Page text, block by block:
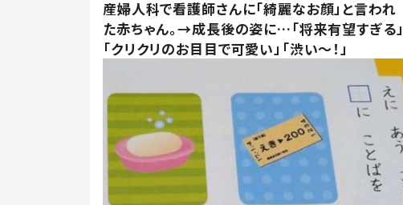
産婦人科で看護師さんに「綺麗なお顔」と言われ
た赤ちゃん。→成長後の姿に…「将来有望すぎる」
「クリクリのお目目で可愛い」「渋い～！」